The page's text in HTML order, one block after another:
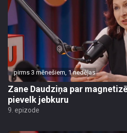
pirms 3 mēnešiem, 1 nedēļas
Zane Daudziņa par
pievelk jebkuru
9. epizode